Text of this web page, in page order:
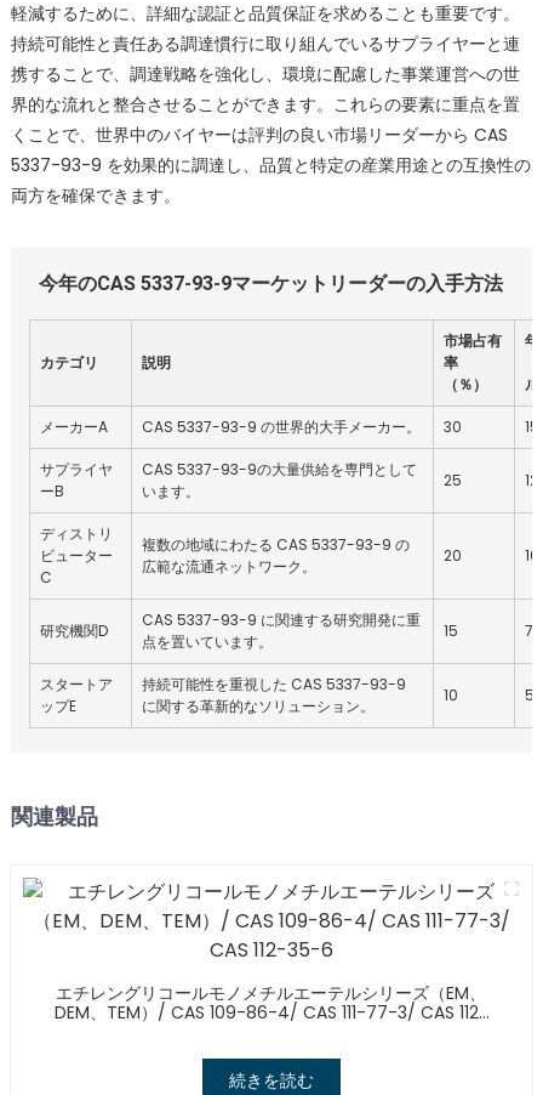
軽減するために、詳細な認証と品質保証を求めることも重要です。
持続可能性と責任ある調達慣行に取り組んでいるサプライヤーと連
携することで、調達戦略を強化し、環境に配慮した事業運営への世
界的な流れと整合させることができます。これらの要素に重点を置
くことで、世界中のバイヤーは評判の良い市場リーダーから CAS
5337-93-9 を効果的に調達し、品質と特定の産業用途との互換性の
両方を確保できます。
今年のCAS 5337-93-9マーケットリーダーの入手方法
カテゴリ 説明
市場占有
率
（％）
年
ル
メーカーA CAS 5337-93-9 の世界的大手メーカー。 30
サプライヤ
ーB
CAS 5337-93-9の大量供給を専門として
います。
25
ディストリ
ビューター
C
複数の地域にわたる CAS 5337-93-9 の
広範な流通ネットワーク。
20
研究機関D
CAS 5337-93-9 に関連する研究開発に重
点を置いています。
15 75
スタートア
ップE
持続可能性を重視した CAS 5337-93-9
に関する革新的なソリューション。
10 50
関連製品
エチレングリコールモノメチルエーテルシリーズ（EM、
DEM、TEM）/ CAS 109-86-4/ CAS 111-77-3/ CAS 112-
続きを読む